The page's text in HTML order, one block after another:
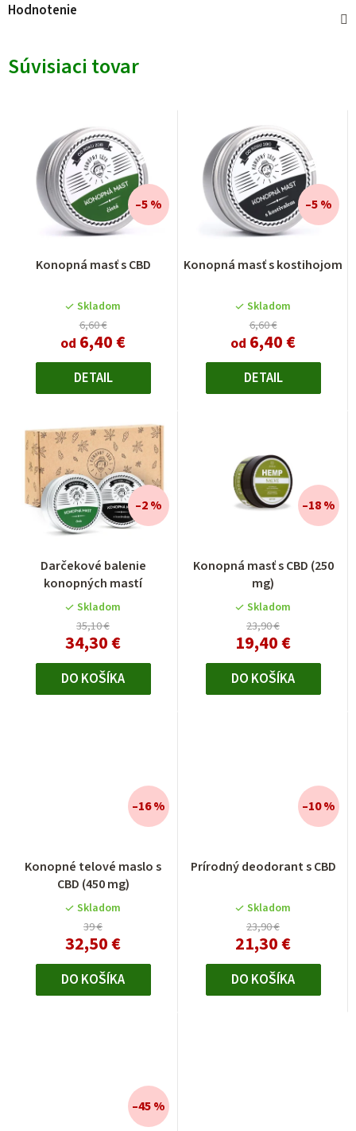
Hodnotenie
Súvisiaci tovar
Konopná masť s CBD
hodnotenie
je
5,0
z
5
hviezdičiek.
Skladom
6,60 €
od 6,40 €
–5 %
DETAIL
Konopná masť s kostihojom
hodnotenie
je
5,0
z
5
hviezdičiek.
Skladom
6,60 €
od 6,40 €
–5 %
DETAIL
Darčekové balenie
konopných mastí
Skladom
35,10 €
34,30 €
–2 %
DO KOŠÍKA
Konopná masť s CBD (250
mg)
Skladom
23,90 €
19,40 €
–18 %
DO KOŠÍKA
Konopné telové maslo s
CBD (450 mg)
Skladom
39 €
32,50 €
–16 %
DO KOŠÍKA
Prírodný deodorant s CBD
Skladom
23,90 €
21,30 €
–10 %
DO KOŠÍKA
–45 %